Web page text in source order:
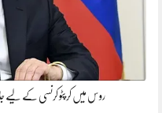
روس میں کرپٹو کرنسی کے لیے